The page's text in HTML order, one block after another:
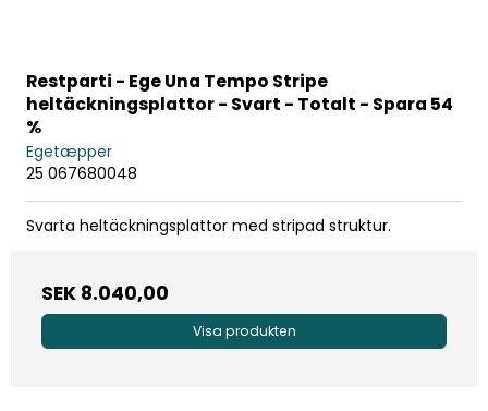
Restparti - Ege Una Tempo Stripe
heltäckningsplattor - Svart - Totalt - Spara 54
%
Egetæpper
25 067680048
Svarta heltäckningsplattor med stripad struktur.
SEK 8.040,00
Visa produkten